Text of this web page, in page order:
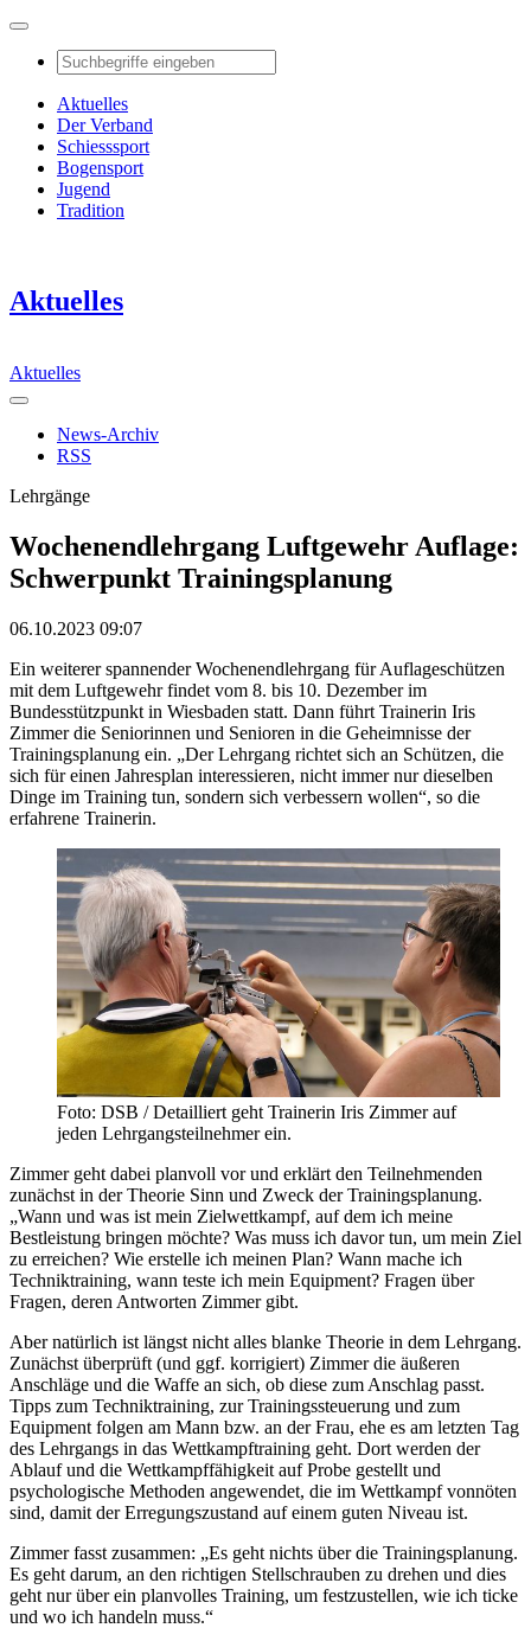
Aktuelles
Der Verband
Schiesssport
Bogensport
Jugend
Tradition
Aktuelles
Aktuelles
News-Archiv
RSS
Lehrgänge
Wochenendlehrgang Luftgewehr Auflage:
Schwerpunkt Trainingsplanung
06.10.2023 09:07
Ein weiterer spannender Wochenendlehrgang für Auflageschützen
mit dem Luftgewehr findet vom 8. bis 10. Dezember im
Bundesstützpunkt in Wiesbaden statt. Dann führt Trainerin Iris
Zimmer die Seniorinnen und Senioren in die Geheimnisse der
Trainingsplanung ein. „Der Lehrgang richtet sich an Schützen, die
sich für einen Jahresplan interessieren, nicht immer nur dieselben
Dinge im Training tun, sondern sich verbessern wollen“, so die
erfahrene Trainerin.
Foto: DSB / Detailliert geht Trainerin Iris Zimmer auf
jeden Lehrgangsteilnehmer ein.
Zimmer geht dabei planvoll vor und erklärt den Teilnehmenden
zunächst in der Theorie Sinn und Zweck der Trainingsplanung.
„Wann und was ist mein Zielwettkampf, auf dem ich meine
Bestleistung bringen möchte? Was muss ich davor tun, um mein Ziel
zu erreichen? Wie erstelle ich meinen Plan? Wann mache ich
Techniktraining, wann teste ich mein Equipment? Fragen über
Fragen, deren Antworten Zimmer gibt.
Aber natürlich ist längst nicht alles blanke Theorie in dem Lehrgang.
Zunächst überprüft (und ggf. korrigiert) Zimmer die äußeren
Anschläge und die Waffe an sich, ob diese zum Anschlag passt.
Tipps zum Techniktraining, zur Trainingssteuerung und zum
Equipment folgen am Mann bzw. an der Frau, ehe es am letzten Tag
des Lehrgangs in das Wettkampftraining geht. Dort werden der
Ablauf und die Wettkampffähigkeit auf Probe gestellt und
psychologische Methoden angewendet, die im Wettkampf vonnöten
sind, damit der Erregungszustand auf einem guten Niveau ist.
Zimmer fasst zusammen: „Es geht nichts über die Trainingsplanung.
Es geht darum, an den richtigen Stellschrauben zu drehen und dies
geht nur über ein planvolles Training, um festzustellen, wie ich ticke
und wo ich handeln muss.“